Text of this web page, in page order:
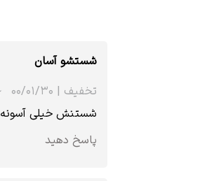
شستشو آسان
تخفیف | ۰۰/۰۱/۳۰
شستنش خیلی آسونه
پاسخ دهید